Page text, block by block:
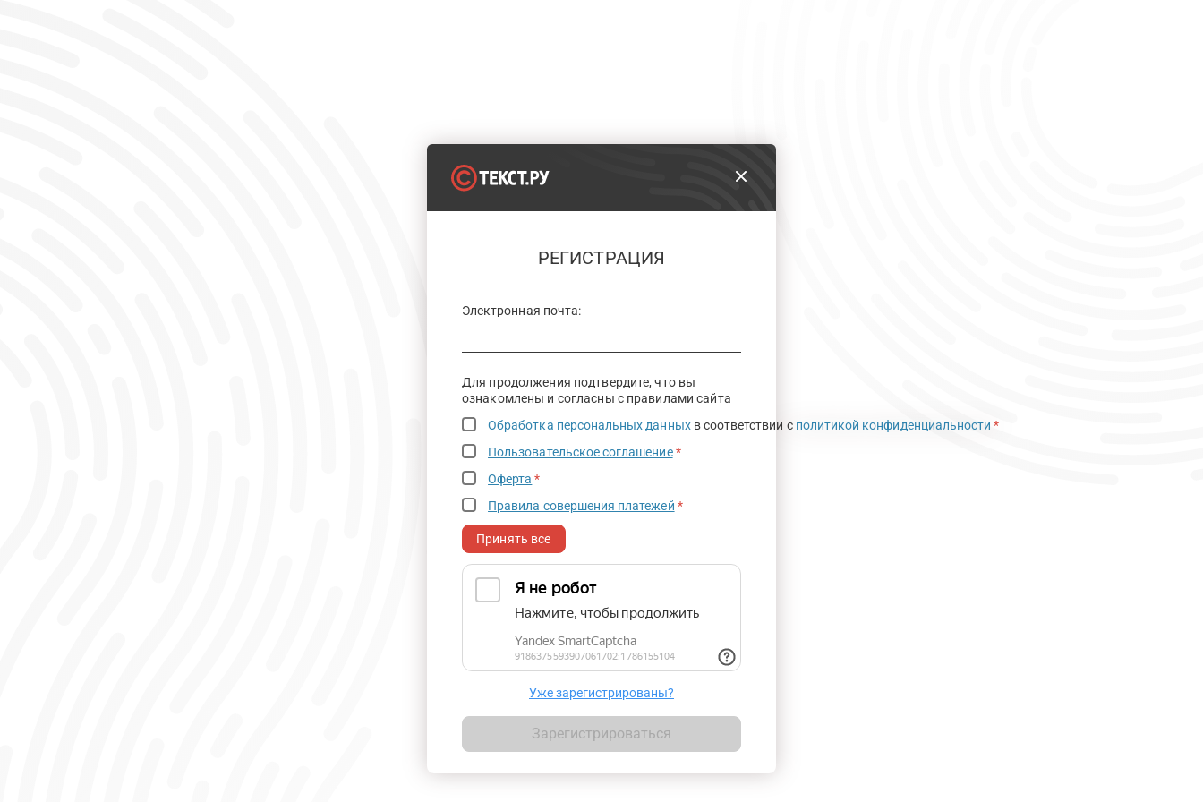
РЕГИСТРАЦИЯ
Электронная почта:
Для продолжения подтвердите, что вы
ознакомлены и согласны с правилами сайта
Обработка персональных данных в соответствии с политикой конфиденциальности *
Пользовательское соглашение *
Оферта *
Правила совершения платежей *
Принять все
Уже зарегистрированы?
Зарегистрироваться